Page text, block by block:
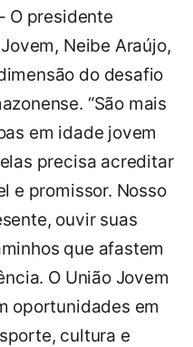
O presidente
Neibe Araújo,
do desafio
“São mais
em idade jovem
precisa acreditar
e promissor. Nosso
ouvir suas
que afastem
O União Jovem
oportunidades em
cultura e